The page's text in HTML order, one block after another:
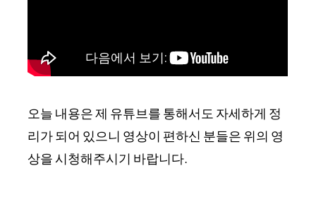
오늘 내용은 제 유튜브를 통해서도 자세하게 정
리가 되어 있으니 영상이 편하신 분들은 위의 영
상을 시청해주시기 바랍니다.